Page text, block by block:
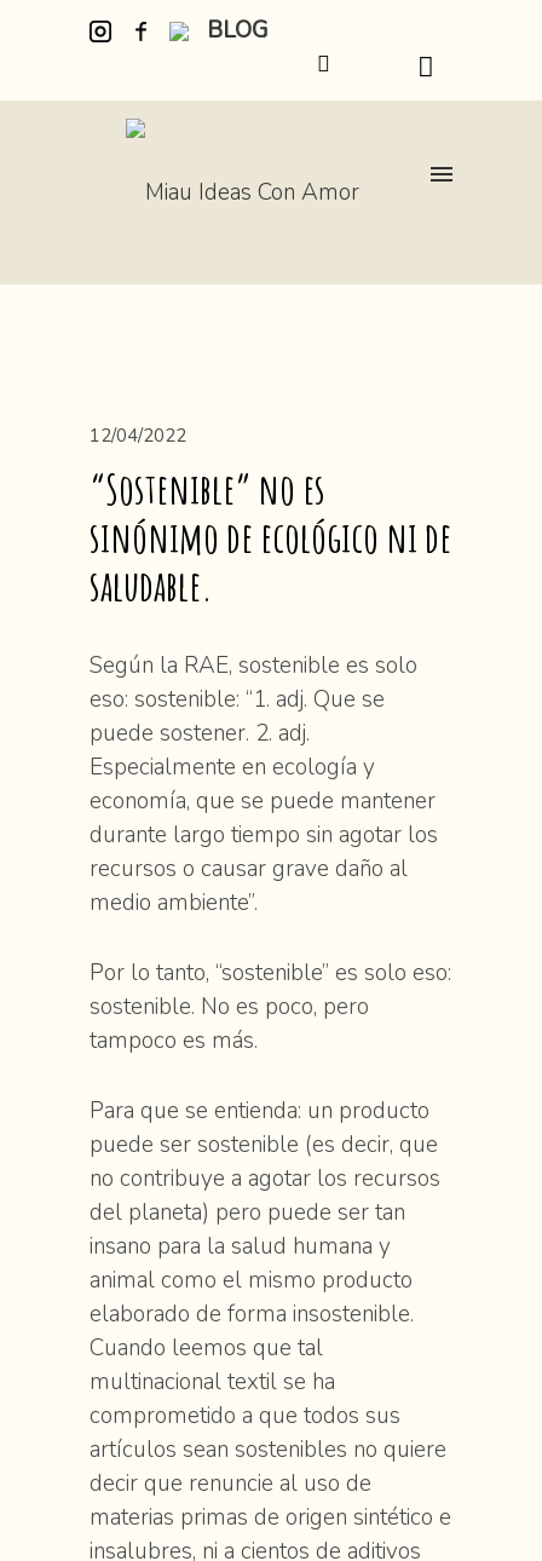
BLOG
12/04/2022
“Sostenible” no es
sinónimo de ecológico ni de
saludable.
Según la RAE, sostenible es solo
eso: sostenible: “1. adj. Que se
puede sostener. 2. adj.
Especialmente en ecología y
economía, que se puede mantener
durante largo tiempo sin agotar los
recursos o causar grave daño al
medio ambiente”.
Por lo tanto, “sostenible” es solo eso:
sostenible. No es poco, pero
tampoco es más.
Para que se entienda: un producto
puede ser sostenible (es decir, que
no contribuye a agotar los recursos
del planeta) pero puede ser tan
insano para la salud humana y
animal como el mismo producto
elaborado de forma insostenible.
Cuando leemos que tal
multinacional textil se ha
comprometido a que todos sus
artículos sean sostenibles no quiere
decir que renuncie al uso de
materias primas de origen sintético e
insalubres, ni a cientos de aditivos